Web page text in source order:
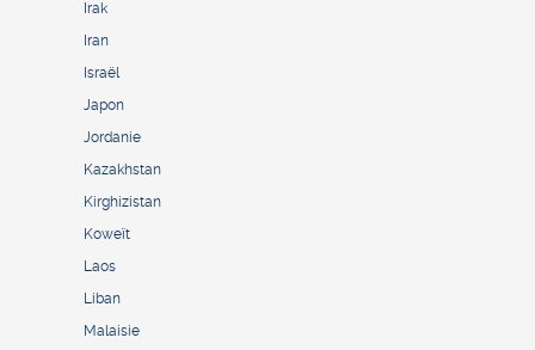
Irak
Iran
Israël
Japon
Jordanie
Kazakhstan
Kirghizistan
Koweït
Laos
Liban
Malaisie